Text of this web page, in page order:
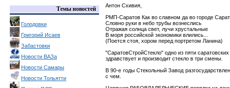
Темы новостей
Голодовки
Григорий Исаев
Забастовки
Новости ВАЗа
Новости Самары
Новости Тольятти
Антон Схивия,
РМП-Саратов Как во славном да во городе
Словно руки в небо трубы вознеслись
Отражая солнца свет, лучи хрустальные
В моря российской экономики влились...
(Поется стоя, хором перед портретом Ланина)
"СаратовСтройСтекло" одно из пяти
здравствует и производит стекло в три смены.
В 90-е годы Стекольный Завод
с чем.